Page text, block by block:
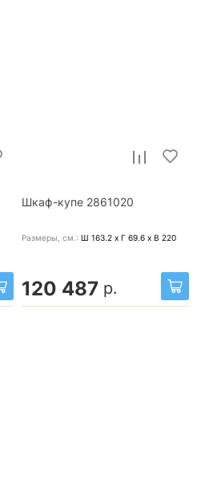
Шкаф-купе 2861020
Размеры, cм.: Ш 163.2 x Г 69.6 x В 220
120 487 р.